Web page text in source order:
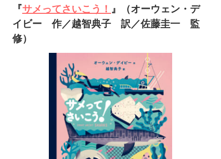
『サメってさいこう！ 』（オーウェン・デ
イビー 作／越智典子 訳／佐藤圭一 監
修）